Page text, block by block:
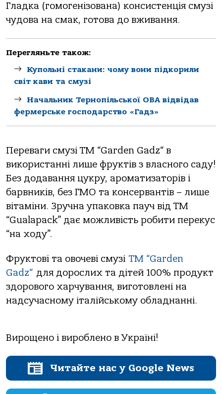
Гладка (гомогенізована) консистенція смузі
чудова на смак, готова до вживання.
Перегляньте також:
Купольні стакани: чому вони підкорили
світ кави та смузі
Начальник Тернопільської ОВА відвідав
фермерське господарство «Гадз»
Переваги смузі ТМ “Garden Gadz“ в
використанні лише фруктів з власного саду!
Без додавання цукру, ароматизаторів і
барвників, без ГМО та консервантів – лише
вітаміни. Зручна упаковка пауч від ТМ
“Gualapack” дає можливість робити перекус
“на ходу”.
Фруктові та овочеві смузі ТМ “Garden
Gadz“ для дорослих та дітей 100% продукт
здорового харчування, виготовлені на
надсучасному італійському обладнанні.
Вирощено і вироблено в Україні!
Читайте нас у Google News